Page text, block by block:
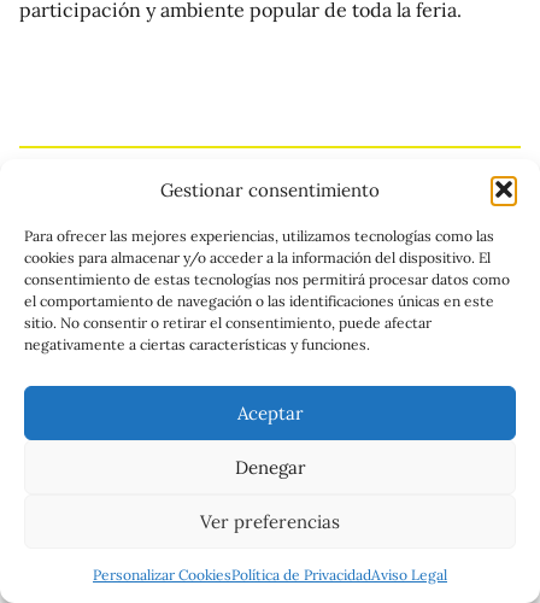
Gestionar consentimiento
Para ofrecer las mejores experiencias, utilizamos tecnologías como las
cookies para almacenar y/o acceder a la información del dispositivo. El
consentimiento de estas tecnologías nos permitirá procesar datos como
el comportamiento de navegación o las identificaciones únicas en este
sitio. No consentir o retirar el consentimiento, puede afectar
negativamente a ciertas características y funciones.
Aceptar
Denegar
Ver preferencias
Personalizar CookiesPolítica de PrivacidadAviso Legal
participación y ambiente popular de toda la feria.
Qué ver cerca de la plaza de toros
en Cortes de la Frontera
Otros monumentos y rincones del
casco urbano
Tipo
Casa de
Eremitorio
Accesible por